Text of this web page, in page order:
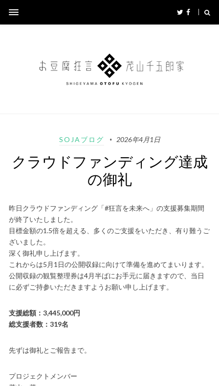
SOJAブログ 2026年4月1日
クラウドファンディング達成
の御礼
昨日クラウドファンディング「#狂言を未来へ」の支援募集期間
が終了いたしました。
目標金額の1.5倍を超える、多くのご支援をいただき、有り難うご
ざいました。
深く御礼申し上げます。
これからは5月1日の公開収録に向けて準備を進めてまいります。
公開収録の観覧整理券は4月半ばにお手元に届きますので、当日
に必ずご持参いただきますようお願い申し上げます。
支援総額：3,445,000円
総支援者数：319名
先ずは御礼とご報告まで。
プロジェクトメンバー